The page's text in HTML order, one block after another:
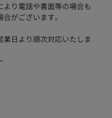
り電話や書面等の場合も
がございます。
日より順次対応いたしま